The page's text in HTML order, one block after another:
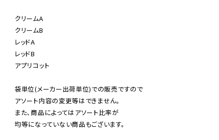
クリームA
クリームB
レッドA
レッドB
アプリコット
袋単位(メーカー出荷単位)での販売ですので
アソート内容の変更等はできません。
また、商品によってはアソート比率が
均等になっていない商品もございます。